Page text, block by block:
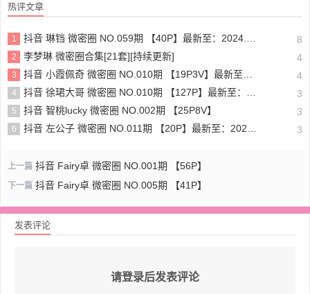
热评文章
1 抖音 琳铛 微密圈 NO.059期 【40P】最新至：2024.1.10 8
2 李梦琳 微密圈合集[21套][持续更新] 4
3 抖音 小霞佩奇 微密圈 NO.010期 【19P3V】最新至：2025.5.26 4
4 抖音 徐珺大哥 微密圈 NO.010期 【127P】最新至：2024.1.19 3
5 抖音 智桃lucky 微密圈 NO.002期 【25P8V】 3
6 抖音 左公子 微密圈 NO.011期 【20P】最新至：2024.5.13 3
上一篇 抖音 Fairy卓 微密圈 NO.001期 【56P】
下一篇 抖音 Fairy卓 微密圈 NO.005期 【41P】
发表评论
请登录后发表评论